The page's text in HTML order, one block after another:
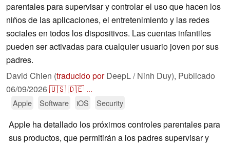
parentales para supervisar y controlar el uso que hacen los
niños de las aplicaciones, el entretenimiento y las redes
sociales en todos los dispositivos. Las cuentas infantiles
pueden ser activadas para cualquier usuario joven por sus
padres.
David Chien (traducido porDeepL / Ninh Duy), Publicado
06/09/2026🇺🇸🇩🇪 ...
Apple Software iOS Security
Apple ha detallado los próximos controles parentales para
sus productos, que permitirán a los padres supervisar y